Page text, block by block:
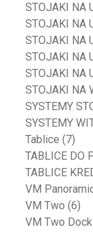
STOJAKI NA
STOJAKI NA
STOJAKI NA
STOJAKI NA
STOJAKI NA
STOJAKI NA
SYSTEMY
SYSTEMY
Tablice (7)
TABLICE DO
TABLICE
VM
VM Two (6)
VM Two Dock